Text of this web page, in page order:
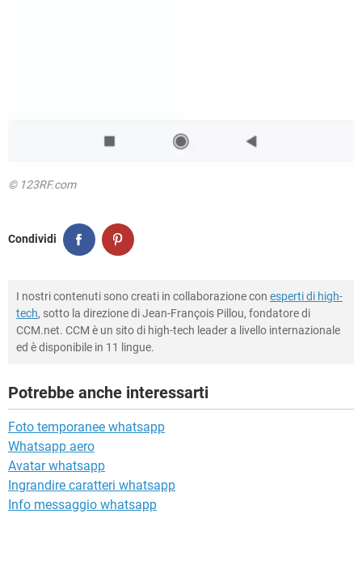
© 123RF.com
Condividi
I nostri contenuti sono creati in collaborazione con esperti di high-
tech, sotto la direzione di Jean-François Pillou, fondatore di
CCM.net. CCM è un sito di high-tech leader a livello internazionale
ed è disponibile in 11 lingue.
Potrebbe anche interessarti
Foto temporanee whatsapp
Whatsapp aero
Avatar whatsapp
Ingrandire caratteri whatsapp
Info messaggio whatsapp